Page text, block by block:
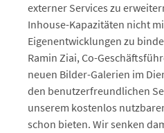
externer Services zu
Inhouse-Kapazitäten nicht
Eigenentwicklungen zu
Ramin Ziai, Co-
neuen Bilder-Galerien im
den benutzerfreundlichen
unserem kostenlos
schon bieten. Wir senken